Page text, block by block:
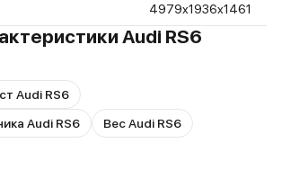
4979x1936x1461
Audi RS6
Audi RS6
Audi RS6
Вес Audi RS6